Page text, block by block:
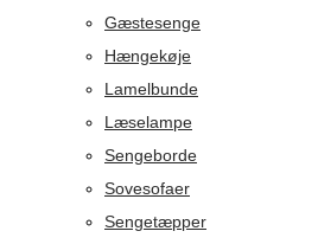
Gæstesenge
Hængekøje
Lamelbunde
Læselampe
Sengeborde
Sovesofaer
Sengetæpper